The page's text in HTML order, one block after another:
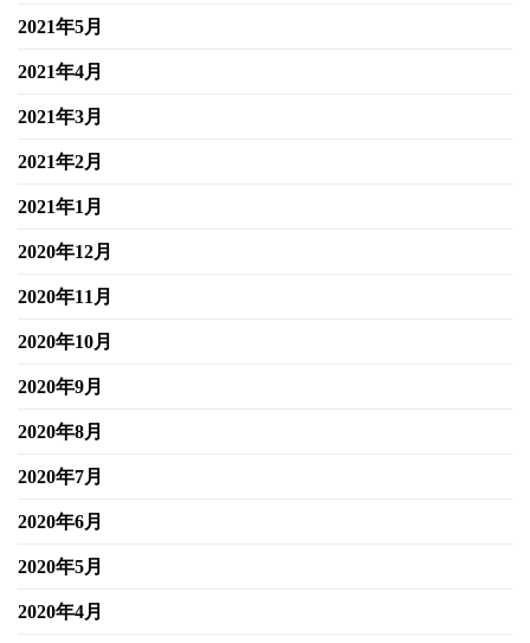
2021年5月
2021年4月
2021年3月
2021年2月
2021年1月
2020年12月
2020年11月
2020年10月
2020年9月
2020年8月
2020年7月
2020年6月
2020年5月
2020年4月